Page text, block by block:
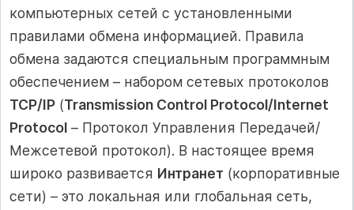
компьютерных сетей с установленными
правилами обмена информацией. Правила
обмена задаются специальным программным
обеспечением – набором сетевых протоколов
TCP/IP (Transmission Control Protocol/Internet
Protocol – Протокол Управления Передачей/
Межсетевой протокол). В настоящее время
широко развивается Интранет (корпоративные
сети) – это локальная или глобальная сеть,